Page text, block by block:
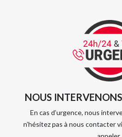
NOUS
En cas d’urgence, nous
n’hésitez pas à nous contacter